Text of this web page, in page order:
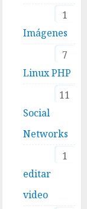
1
Imágenes
7
Linux PHP
11
Social
Networks
1
editar
video